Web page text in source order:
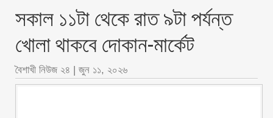
সকাল ১১টা থেকে রাত ৯টা পর্যন্ত
খোলা থাকবে দোকান-মার্কেট
বৈশাখী নিউজ ২৪ | জুন ১১, ২০২৬